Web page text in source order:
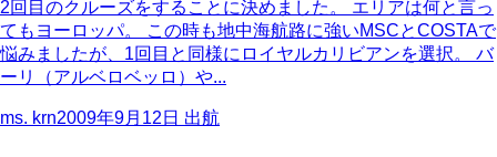
2回目のクルーズをすることに決めました。 エリアは何と言っ
てもヨーロッパ。 この時も地中海航路に強いMSCとCOSTAで
悩みましたが、1回目と同様にロイヤルカリビアンを選択。 バ
ーリ（アルベロベッロ）や...
ms. krn2009年9月12日 出航